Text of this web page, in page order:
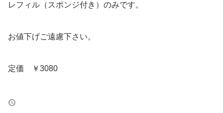
レフィル（スポンジ付き）のみです。
お値下げご遠慮下さい。
定価 ￥3080
購入時期 2026年5月